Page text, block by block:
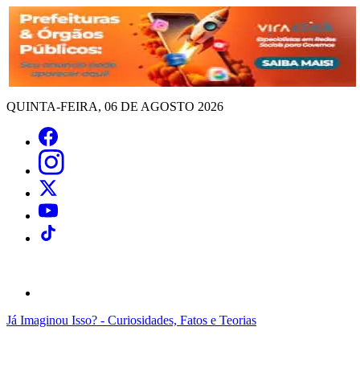
QUINTA-FEIRA, 06 DE AGOSTO 2026
Já Imaginou Isso? - Curiosidades, Fatos e Teorias